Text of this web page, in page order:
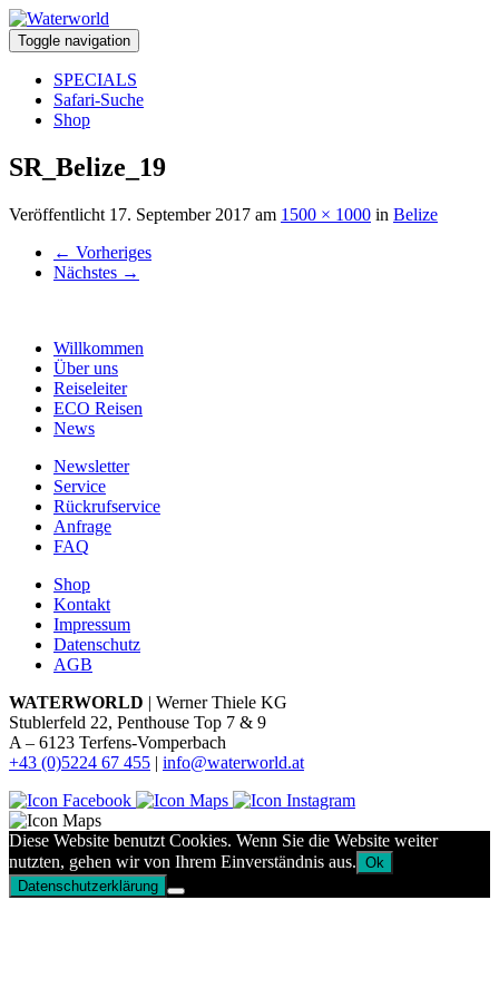
Toggle navigation
SPECIALS
Safari-Suche
Shop
SR_Belize_19
Veröffentlicht 17. September 2017 am 1500 × 1000 in Belize
← Vorheriges
Nächstes →
Willkommen
Über uns
Reiseleiter
ECO Reisen
News
Newsletter
Service
Rückrufservice
Anfrage
FAQ
Shop
Kontakt
Impressum
Datenschutz
AGB
WATERWORLD | Werner Thiele KG
Stublerfeld 22, Penthouse Top 7 & 9
A – 6123 Terfens-Vomperbach
+43 (0)5224 67 455 | info@waterworld.at
Diese Website benutzt Cookies. Wenn Sie die Website weiter
nutzten, gehen wir von Ihrem Einverständnis aus. Ok
Datenschutzerklärung